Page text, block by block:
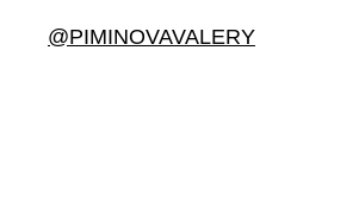
@PIMINOVAVALERY